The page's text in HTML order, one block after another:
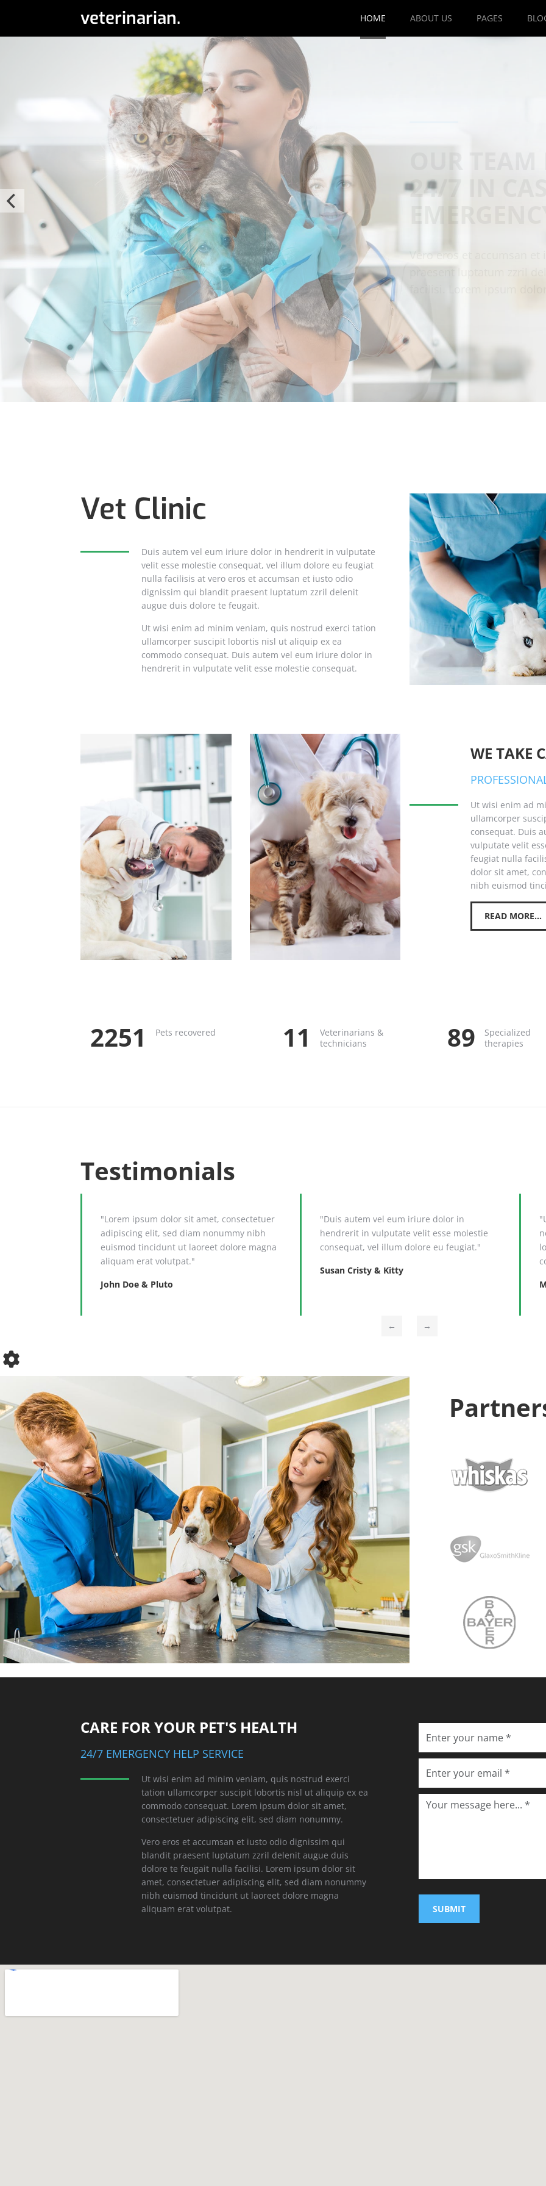
veterinarian. HOME ABOUT US PAGES
OUR
24/7 IN
Vero eros et accumsan
facilisi. Lorem ipsum
Vet Clinic
Duis autem vel eum iriure dolor in hendrerit in vulputate
velit esse molestie consequat, vel illum dolore eu feugiat
nulla facilisis at vero eros et accumsan et iusto odio
dignissim qui blandit praesent luptatum zzril delenit
augue duis dolore te feugait.
Ut wisi enim ad minim veniam, quis nostrud exerci tation
ullamcorper suscipit lobortis nisl ut aliquip ex ea
commodo consequat. Duis autem vel eum iriure dolor in
hendrerit in vulputate velit esse molestie consequat.
WE TAKE
Ut wisi enim ad
ullamcorper
consequat. Duis
vulputate velit
feugiat nulla
dolor sit amet,
nibh euismod
READ MORE...
2353 Pets recovered 14
Veterinarians &
technicians
119
Specialized
therapies
Testimonials
"Lorem ipsum dolor sit amet, consectetuer
adipiscing elit, sed diam nonummy nibh
euismod tincidunt ut laoreet dolore magna
aliquam erat volutpat."
John Doe & Pluto
"Duis autem vel eum iriure dolor in
hendrerit in vulputate velit esse molestie
consequat, vel illum dolore eu feugiat."
Susan Cristy & Kitty
← →
CARE FOR YOUR PET'S HEALTH
24/7 EMERGENCY HELP SERVICE
Ut wisi enim ad minim veniam, quis nostrud exerci
tation ullamcorper suscipit lobortis nisl ut aliquip ex ea
commodo consequat. Lorem ipsum dolor sit amet,
consectetuer adipiscing elit, sed diam nonummy.
Vero eros et accumsan et iusto odio dignissim qui
blandit praesent luptatum zzril delenit augue duis
dolore te feugait nulla facilisi. Lorem ipsum dolor sit
amet, consectetuer adipiscing elit, sed diam nonummy
nibh euismod tincidunt ut laoreet dolore magna
aliquam erat volutpat.